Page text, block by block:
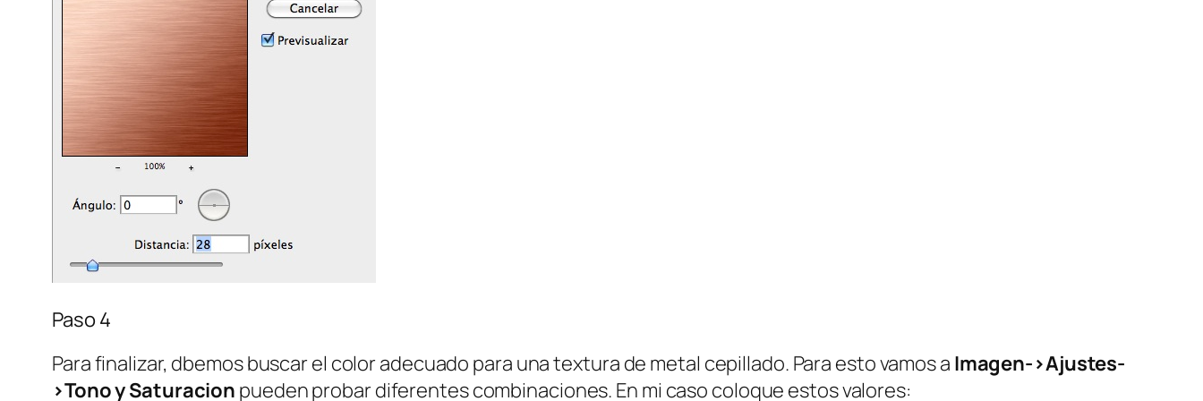
Paso 4
Para finalizar, dbemos buscar el color adecuado para una textura de metal cepillado. Para esto vamos a Imagen->Ajustes-
>Tono y Saturacion pueden probar diferentes combinaciones. En mi caso coloque estos valores: